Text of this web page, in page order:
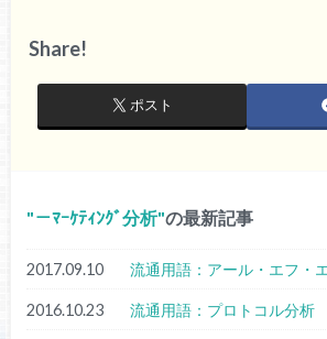
Share!
ポスト
－ﾏｰｹﾃｨﾝｸﾞ分析 の最新記事
2017.09.10 流通用語：アール・エフ・
2016.10.23 流通用語：プロトコル分析